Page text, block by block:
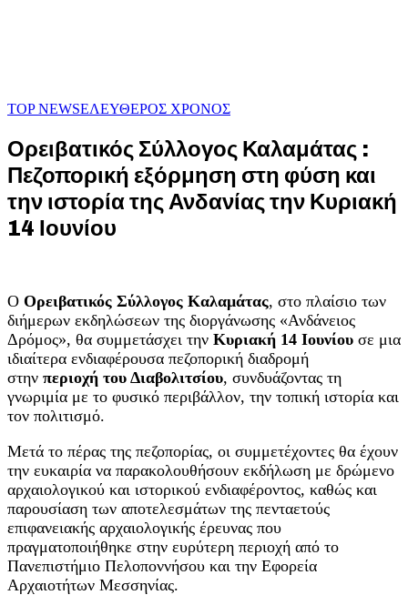
TOP NEWSΕΛΕΥΘΕΡΟΣ ΧΡΟΝΟΣ
Ορειβατικός Σύλλογος Καλαμάτας :
Πεζοπορική εξόρμηση στη φύση και
την ιστορία της Ανδανίας την Κυριακή
14 Ιουνίου
Ο Ορειβατικός Σύλλογος Καλαμάτας, στο πλαίσιο των
διήμερων εκδηλώσεων της διοργάνωσης «Ανδάνειος
Δρόμος», θα συμμετάσχει την Κυριακή 14 Ιουνίου σε μια
ιδιαίτερα ενδιαφέρουσα πεζοπορική διαδρομή
στην περιοχή του Διαβολιτσίου, συνδυάζοντας τη
γνωριμία με το φυσικό περιβάλλον, την τοπική ιστορία και
τον πολιτισμό.
Μετά το πέρας της πεζοπορίας, οι συμμετέχοντες θα έχουν
την ευκαιρία να παρακολουθήσουν εκδήλωση με δρώμενο
αρχαιολογικού και ιστορικού ενδιαφέροντος, καθώς και
παρουσίαση των αποτελεσμάτων της πενταετούς
επιφανειακής αρχαιολογικής έρευνας που
πραγματοποιήθηκε στην ευρύτερη περιοχή από το
Πανεπιστήμιο Πελοποννήσου και την Εφορεία
Αρχαιοτήτων Μεσσηνίας.